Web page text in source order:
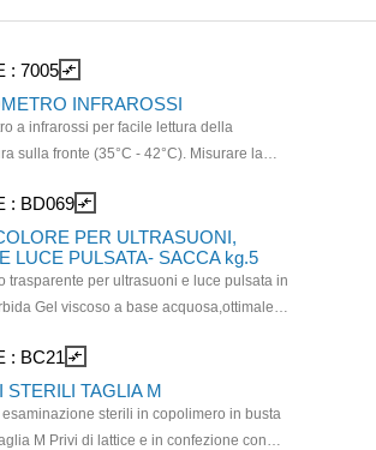
: 7005 compare_arrows
INFRAROSSI
a infrarossi per facile lettura della
sulla fronte (35°C - 42°C). Misurare la
premere un pulsante. Adatto solame
della temperatura corporea senza
diretto. Permette di ottenere un valore
pressochè immediato. Pile ministilo
: BD069 compare_arrows
PER ULTRASUONI,
LUCE PULSATA- SACCA kg.5
trasparente per ultrasuoni e luce pulsata in
non contiene formaldeide e, la sua
struttura, favorisce il movimento della sonda,
il lavoro dell'operatore. Non infiammabile,
e stabile alla temperatura non sono
: BC21 compare_arrows
STERILI TAGLIA M
sterili in copolimero in busta
M Privi di lattice e in confezione con